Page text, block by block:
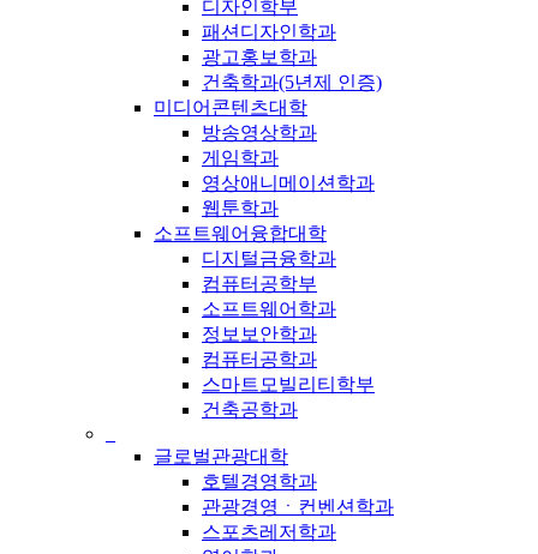
디자인학부
패션디자인학과
광고홍보학과
건축학과(5년제 인증)
미디어콘텐츠대학
방송영상학과
게임학과
영상애니메이션학과
웹툰학과
소프트웨어융합대학
디지털금융학과
컴퓨터공학부
소프트웨어학과
정보보안학과
컴퓨터공학과
스마트모빌리티학부
건축공학과
글로벌관광대학
호텔경영학과
관광경영ㆍ컨벤션학과
스포츠레저학과